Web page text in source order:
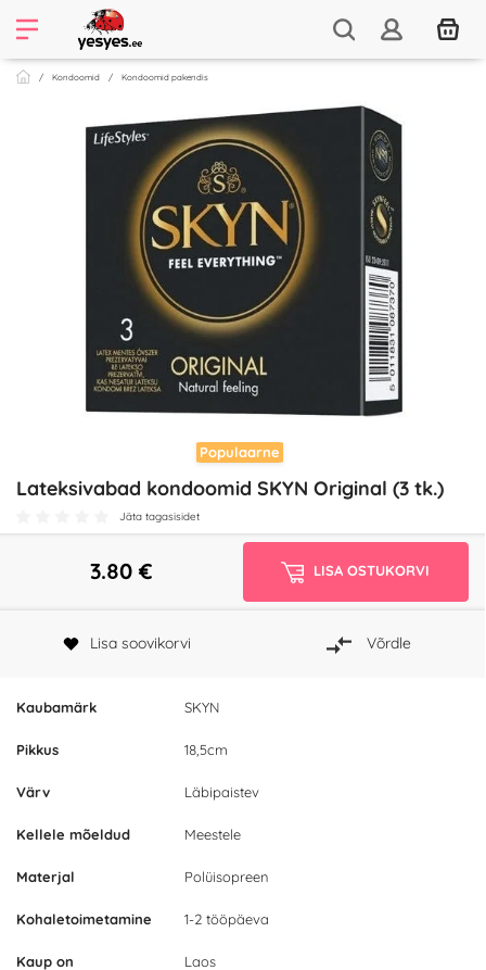
Kondoomid Kondoomid pakendis
Populaarne
Lateksivabad kondoomid SKYN Original (3 tk.)
Jäta tagasisidet
Kaubamärk SKYN
Pikkus 18,5cm
Värv Läbipaistev
Kellele mõeldud Meestele
Materjal Polüisopreen
Kohaletoimetamine 1-2 tööpäeva
Kaup on Laos
3.80€ LISA OSTUKORVI
Lisa soovikorvi Võrdle